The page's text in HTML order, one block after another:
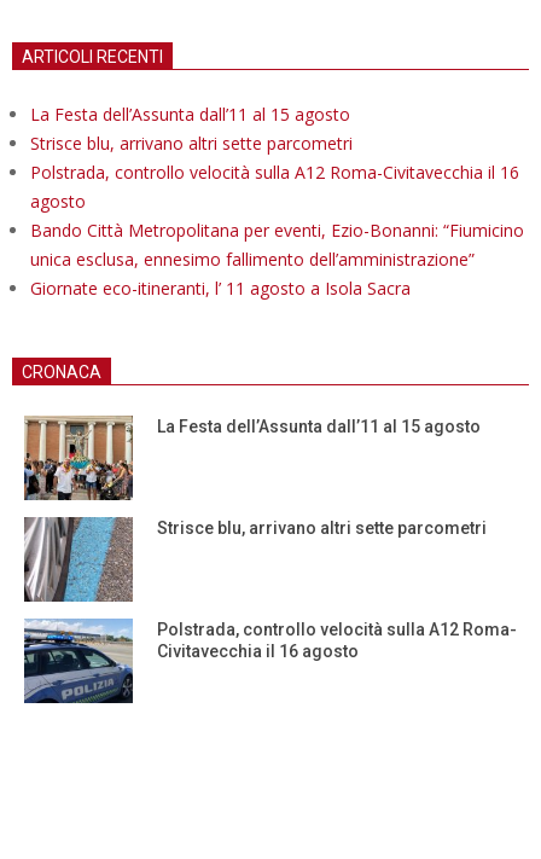
ARTICOLI RECENTI
La Festa dell’Assunta dall’11 al 15 agosto
Strisce blu, arrivano altri sette parcometri
Polstrada, controllo velocità sulla A12 Roma-Civitavecchia il 16
agosto
Bando Città Metropolitana per eventi, Ezio-Bonanni: “Fiumicino
unica esclusa, ennesimo fallimento dell’amministrazione”
Giornate eco-itineranti, l’ 11 agosto a Isola Sacra
CRONACA
La Festa dell’Assunta dall’11 al 15 agosto
Strisce blu, arrivano altri sette parcometri
Polstrada, controllo velocità sulla A12 Roma-
Civitavecchia il 16 agosto